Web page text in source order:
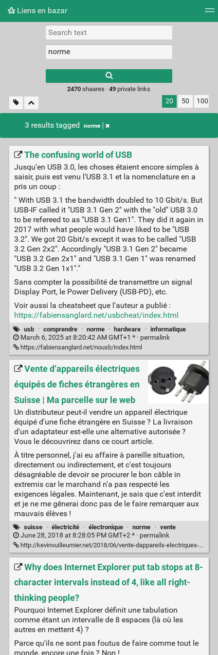
Liens en bazar
Picture wall
2470 shaares ·49 private links
20 50 100
3 results tagged norme
The confusing world of USB
Jusqu'en USB 3.0, les choses étaient encore simples à
saisir, puis est venu l'USB 3.1 et la nomenclature en a
pris un coup :
" With USB 3.1 the bandwidth doubled to 10 Gbit/s. But
USB-IF called it "USB 3.1 Gen 2" with the "old" USB 3.0
to be refereed to as "USB 3.1 Gen1". They did it again in
2017 with what people would have liked to be "USB
3.2". We got 20 Gbit/s except it was to be called "USB
3.2 Gen 2x2". Accordingly "USB 3.1 Gen 2" became
"USB 3.2 Gen 2x1" and "USB 3.1 Gen 1" was renamed
"USB 3.2 Gen 1x1"."
Sans compter la possibilité de transmettre un signal
Display Port, le Power Delivery (USB-PD), etc.
Voir aussi la cheatsheet que l'auteur a publié :
https://fabiensanglard.net/usbcheat/index.html
usb · comprendre · norme · hardware · informatique
March 6, 2025 at 8:20:42 AM GMT+1 * · permalink
https://fabiensanglard.net/nousb/index.html
Vente d’appareils électriques
équipés de fiches étrangères en
Suisse | Ma parcelle sur le web
Un distributeur peut-il vendre un appareil électrique
équipé d'une fiche étrangère en Suisse ? La livraison
d'un adaptateur est-elle une alternative autorisée ?
Vous le découvrirez dans ce court article.
À titre personnel, j'ai eu affaire à pareille situation,
directement ou indirectement, et c'est toujours
désagréable de devoir se procurer le bon câble in
extremis car le marchand n'a pas respecté les
exigences légales. Maintenant, je sais que c'est interdit
et je ne me gênerai donc pas de le faire remarquer aux
mauvais élèves !
suisse · électricité · électronique · norme · vente
June 28, 2018 at 8:28:05 PM GMT+2 * · permalink
http://kevinvuilleumier.net/2018/06/vente-dappareils-electriques-equipes-de-fiches-etrangeres-en-suisse/
Why does Internet Explorer put tab stops at 8-
character intervals instead of 4, like all right-
thinking people?
Pourquoi Internet Explorer définit une tabulation
comme étant un intervalle de 8 espaces (là où les
autres en mettent 4) ?
Parce qu'ils ne sont pas foutus de faire comme tout le
monde, encore une fois ? Non !